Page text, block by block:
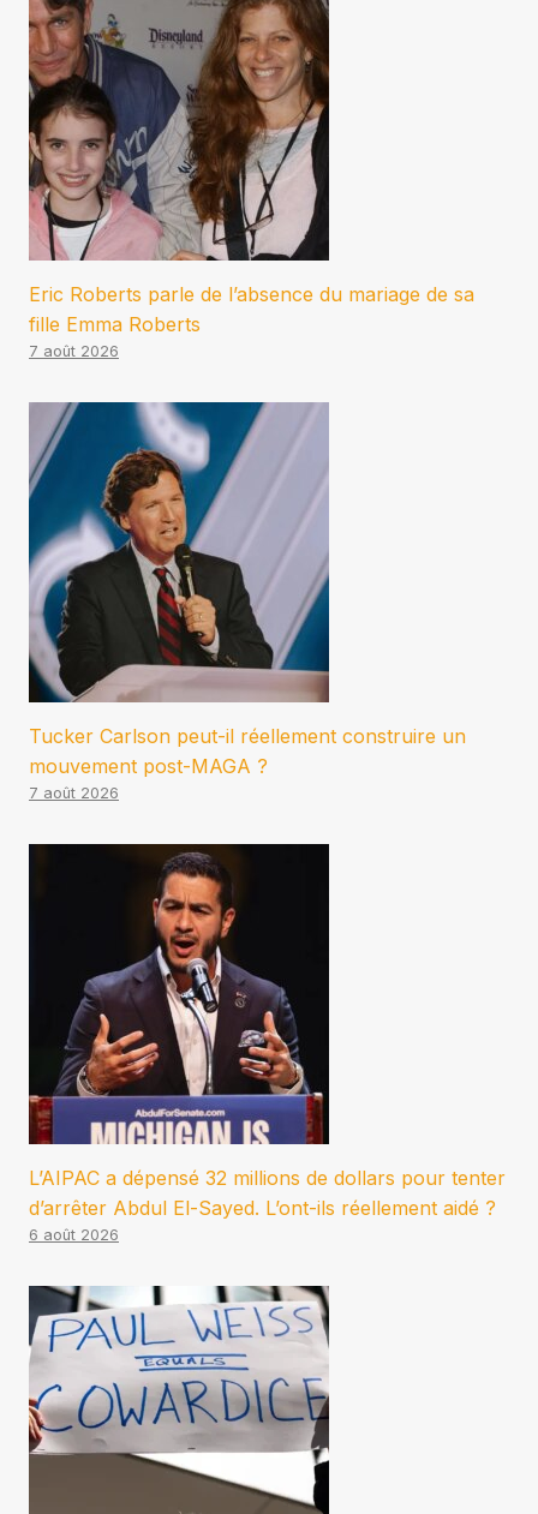
Eric Roberts parle de l’absence du mariage de sa
fille Emma Roberts
7 août 2026
Tucker Carlson peut-il réellement construire un
mouvement post-MAGA ?
7 août 2026
L’AIPAC a dépensé 32 millions de dollars pour tenter
d’arrêter Abdul El-Sayed. L’ont-ils réellement aidé ?
6 août 2026